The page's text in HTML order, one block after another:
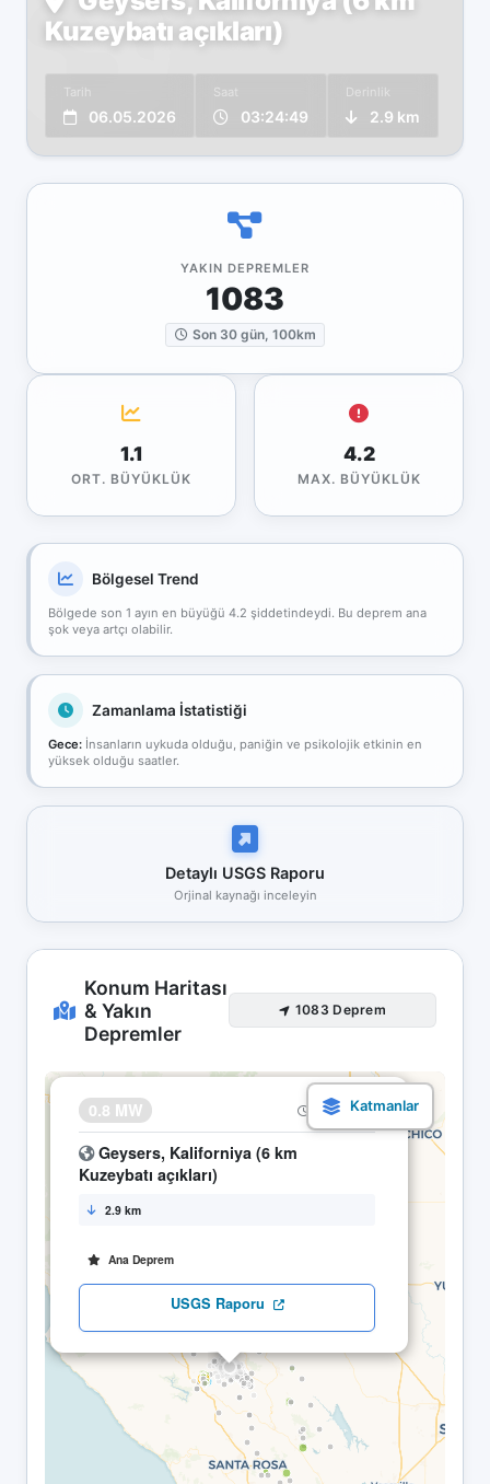
Kuzeybatı açıkları)
Tarih
06.05.2026
Saat
03:24:49
Derinlik
2.9 km
YAKIN DEPREMLER
1083
Son 30 gün, 100km
1.1
ORT. BÜYÜKLÜK
4.2
MAX. BÜYÜKLÜK
Bölgesel Trend
Bölgede son 1 ayın en büyüğü 4.2 şiddetindeydi. Bu deprem ana
şok veya artçı olabilir.
Zamanlama İstatistiği
Gece: İnsanların uykuda olduğu, paniğin ve psikolojik etkinin en
yüksek olduğu saatler.
Detaylı USGS Raporu
Orjinal kaynağı inceleyin
Konum Haritası
& Yakın
Depremler
1083 Deprem
0.8 MW 06.05 03:24
Geysers, Kaliforniya (6 km
Kuzeybatı açıkları)
2.9 km
Ana Deprem
USGS Raporu
×